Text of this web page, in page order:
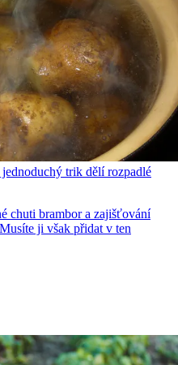
trik dělí rozpadlé
chuti brambor a zajišťování
ji však přidat v ten